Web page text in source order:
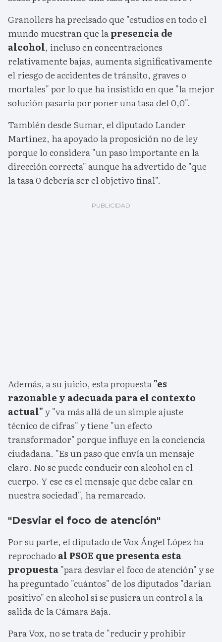
Granollers ha precisado que "estudios en todo el
mundo muestran que lapresencia de
alcohol, incluso en concentraciones
relativamente bajas, aumenta significativamente
el riesgo de accidentes de tránsito, graves o
mortales" por lo que ha insistido en que "la mejor
solución pasaría por poner una tasa del 0,0".
También desde Sumar, el diputado Lander
Martínez, ha apoyado la proposición no de ley
porque lo considera "un paso importante en la
dirección correcta" aunque ha advertido de "que
la tasa 0 debería ser el objetivo final".
Además, a su juicio, esta propuesta"es
razonable y adecuada para el contexto
actual"y "va más allá de un simple ajuste
técnico de cifras" y tiene "un efecto
transformador" porque influye en la conciencia
ciudadana. "Es un paso que envía un mensaje
claro. No se puede conducir con alcohol en el
cuerpo. Y ese es el mensaje que debe calar en
nuestra sociedad", ha remarcado.
"Desviar el foco de atención"
Por su parte, el diputado de Vox Ángel López ha
reprochado al PSOE que presenta esta
propuesta"para desviar el foco de atención" y se
ha preguntado "cuántos" de los diputados "darían
positivo" en alcohol si se pusiera un control a la
salida de la Cámara Baja.
Para Vox, no se trata de "reducir y prohibir